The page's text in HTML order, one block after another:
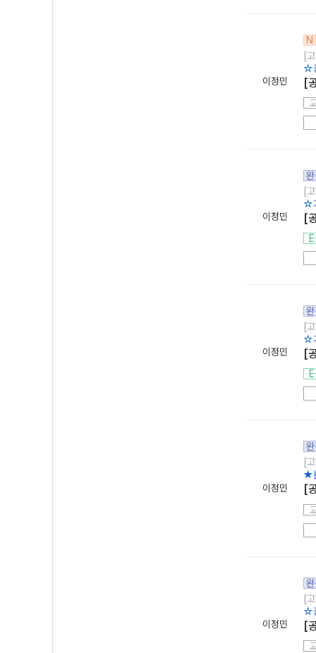
이정민
N
[
☆
[
이정민
[
☆
[
이정민
[
☆
[
이정민
[
★
[
이정민
[
☆
[